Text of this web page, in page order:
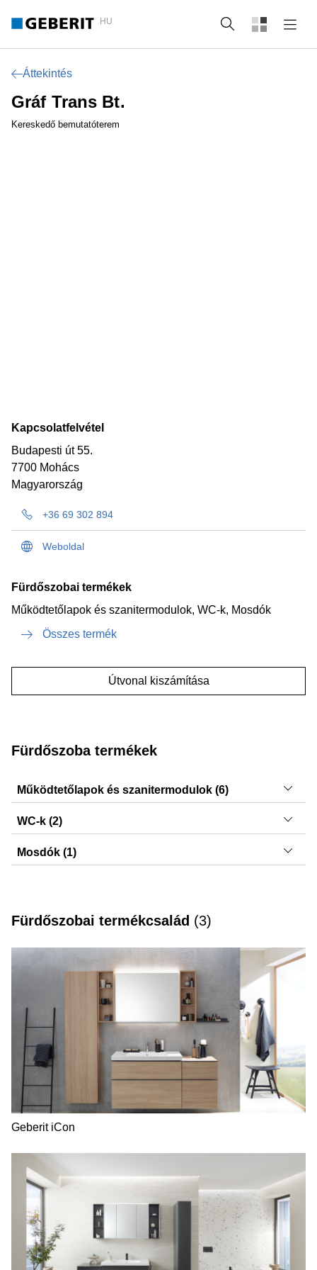
HU Keresés
Áttekintés
Gráf Trans Bt.
Kereskedő bemutatóterem
Kapcsolatfelvétel
Budapesti út 55.
7700 Mohács
Magyarország
+36 69 302 894
Weboldal
Fürdőszobai termékek
Működtetőlapok és szanitermodulok, WC-k, Mosdók
Összes termék
Útvonal kiszámítása
Fürdőszoba termékek
Működtetőlapok és szanitermodulok (6)
Sigma21, Sigma50, Sigma20, Sigma01, Sigma30,
DuoFresh modulok
WC-k (2)
iCon, Acanto
Mosdók (1)
Fürdőszobai termékcsalád (3)
Geberit iCon